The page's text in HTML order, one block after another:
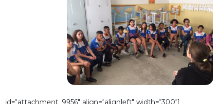
id="attachment_9956" align="alignleft" width="300"]